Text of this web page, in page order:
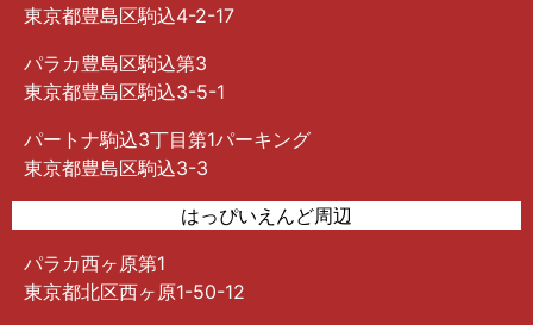
東京都豊島区駒込4-2-17
パラカ豊島区駒込第3
東京都豊島区駒込3-5-1
パートナ駒込3丁目第1パーキング
東京都豊島区駒込3-3
はっぴいえんど周辺
パラカ西ヶ原第1
東京都北区西ヶ原1-50-12